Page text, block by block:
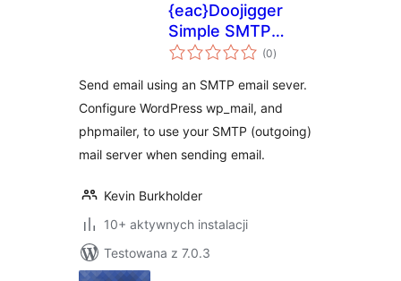
{eac}Doojigger
Simple SMTP
Extension for
(0wszystkich
ocen
)
Send email using an SMTP email sever.
Configure WordPress wp_mail, and
phpmailer, to use your SMTP (outgoing)
mail server when sending email.
Kevin Burkholder
10+ aktywnych instalacji
Testowana z 7.0.3